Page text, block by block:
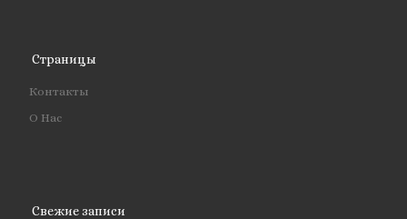
Страницы
Контакты
О Нас
Свежие записи